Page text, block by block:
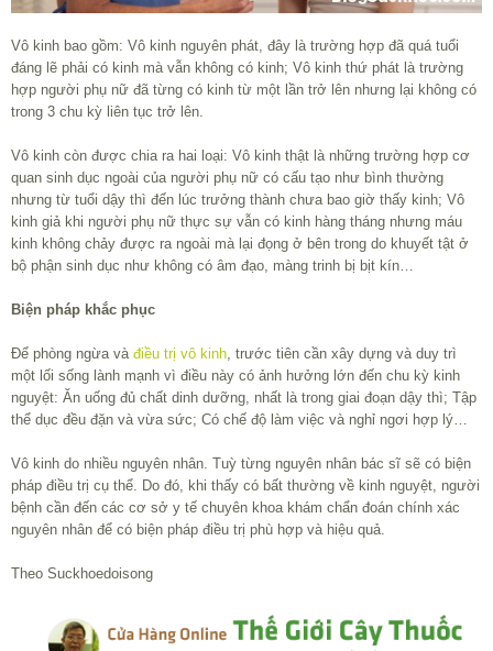
Vô kinh bao gồm: Vô kinh nguyên phát, đây là trường hợp đã quá tuổi
đáng lẽ phải có kinh mà vẫn không có kinh; Vô kinh thứ phát là trường
hợp người phụ nữ đã từng có kinh từ một lần trở lên nhưng lại không có
trong 3 chu kỳ liên tục trở lên.
Vô kinh còn được chia ra hai loại: Vô kinh thật là những trường hợp cơ
quan sinh dục ngoài của người phụ nữ có cấu tạo như bình thường
nhưng từ tuổi dậy thì đến lúc trưởng thành chưa bao giờ thấy kinh; Vô
kinh giả khi người phụ nữ thực sự vẫn có kinh hàng tháng nhưng máu
kinh không chảy được ra ngoài mà lại đọng ở bên trong do khuyết tật ở
bộ phận sinh dục như không có âm đạo, màng trinh bị bịt kín…
Biện pháp khắc phục
Để phòng ngừa và điều trị vô kinh , trước tiên cần xây dựng và duy trì
một lối sống lành mạnh vì điều này có ảnh hưởng lớn đến chu kỳ kinh
nguyệt: Ăn uống đủ chất dinh dưỡng, nhất là trong giai đoạn dậy thì; Tập
thể dục đều đặn và vừa sức; Có chế độ làm việc và nghỉ ngơi hợp lý…
Vô kinh do nhiều nguyên nhân. Tuỳ từng nguyên nhân bác sĩ sẽ có biện
pháp điều trị cụ thể. Do đó, khi thấy có bất thường về kinh nguyệt, người
bệnh cần đến các cơ sở y tế chuyên khoa khám chẩn đoán chính xác
nguyên nhân để có biện pháp điều trị phù hợp và hiệu quả.
Theo Suckhoedoisong